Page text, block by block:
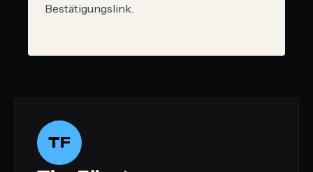
Bestätigungslink.
TF